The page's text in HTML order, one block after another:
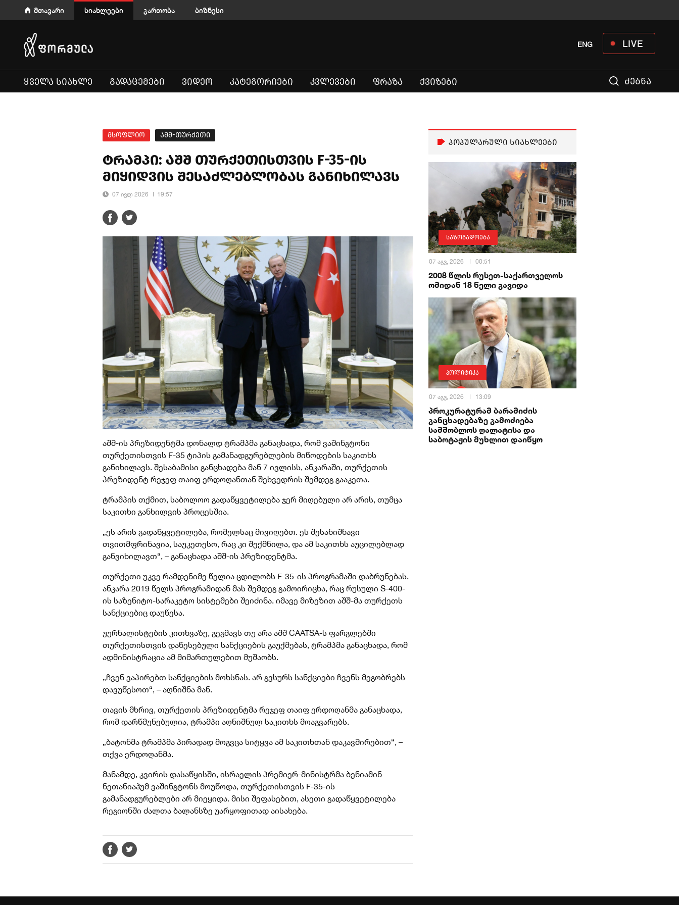
მთავარი სიახლეები გართობა ბიზნესი
LIVE
ENG
ᲧᲕᲔᲚᲐ ᲡᲘᲐᲮᲚᲔ ᲒᲐᲓᲐᲪᲔᲛᲔᲑᲘ ᲕᲘᲓᲔᲝ ᲙᲐᲢᲔᲒᲝᲠᲘᲔᲑᲘ ᲙᲕᲚᲔᲕᲔᲑᲘ ᲤᲠᲐᲖᲐ ᲥᲕᲘᲖᲔᲑᲘ ძებნა
მსოფლიო აშშ-თურქეთი
ტრამპი: აშშ თურქეთისთვის F-35-ის
მიყიდვის შესაძლებლობას განიხილავს
07 ივლ 2026 19:57
აშშ-ის პრეზიდენტმა დონალდ ტრამპმა განაცხადა, რომ ვაშინგტონი
თურქეთისთვის F-35 ტიპის გამანადგურებლების მიწოდების საკითხს
განიხილავს. შესაბამისი განცხადება მან 7 ივლისს, ანკარაში, თურქეთის
პრეზიდენტ რეჯეფ თაიფ ერდოღანთან შეხვედრის შემდეგ გააკეთა.
ტრამპის თქმით, საბოლოო გადაწყვეტილება ჯერ მიღებული არ არის, თუმცა
საკითხი განხილვის პროცესშია.
„ეს არის გადაწყვეტილება, რომელსაც მივიღებთ. ეს შესანიშნავი
თვითმფრინავია, საუკეთესო, რაც კი შექმნილა, და ამ საკითხს აუცილებლად
განვიხილავთ“, – განაცხადა აშშ-ის პრეზიდენტმა.
თურქეთი უკვე რამდენიმე წელია ცდილობს F-35-ის პროგრამაში დაბრუნებას.
ანკარა 2019 წელს პროგრამიდან მას შემდეგ გამოირიცხა, რაც რუსული S-400-
ის საზენიტო-სარაკეტო სისტემები შეიძინა. იმავე მიზეზით აშშ-მა თურქეთს
სანქციებიც დაუწესა.
ჟურნალისტების კითხვაზე, გეგმავს თუ არა აშშ CAATSA-ს ფარგლებში
თურქეთისთვის დაწესებული სანქციების გაუქმებას, ტრამპმა განაცხადა, რომ
ადმინისტრაცია ამ მიმართულებით მუშაობს.
„ჩვენ ვაპირებთ სანქციების მოხსნას. არ გვსურს სანქციები ჩვენს მეგობრებს
დავუწესოთ“, – აღნიშნა მან.
თავის მხრივ, თურქეთის პრეზიდენტმა რეჯეფ თაიფ ერდოღანმა განაცხადა,
რომ დარწმუნებულია, ტრამპი აღნიშნულ საკითხს მოაგვარებს.
„ბატონმა ტრამპმა პირადად მოგვცა სიტყვა ამ საკითხთან დაკავშირებით“, –
თქვა ერდოღანმა.
მანამდე, კვირის დასაწყისში, ისრაელის პრემიერ-მინისტრმა ბენიამინ
ნეთანიაჰუმ ვაშინგტონს მოუწოდა, თურქეთისთვის F-35-ის
გამანადგურებლები არ მიეყიდა. მისი შეფასებით, ასეთი გადაწყვეტილება
რეგიონში ძალთა ბალანსზე უარყოფითად აისახება.
პოპულარული სიახლეები
საზოგადოება
07 აგვ, 2026 00:51
2008 წლის რუსეთ-საქართველოს
ომიდან 18 წელი გავიდა
პოლიტიკა
07 აგვ, 2026 13:09
პროკურატურამ ბარამიძის
განცხადებაზე გამოძიება
სამშობლოს ღალატისა და
საბოტაჟის მუხლით დაიწყო